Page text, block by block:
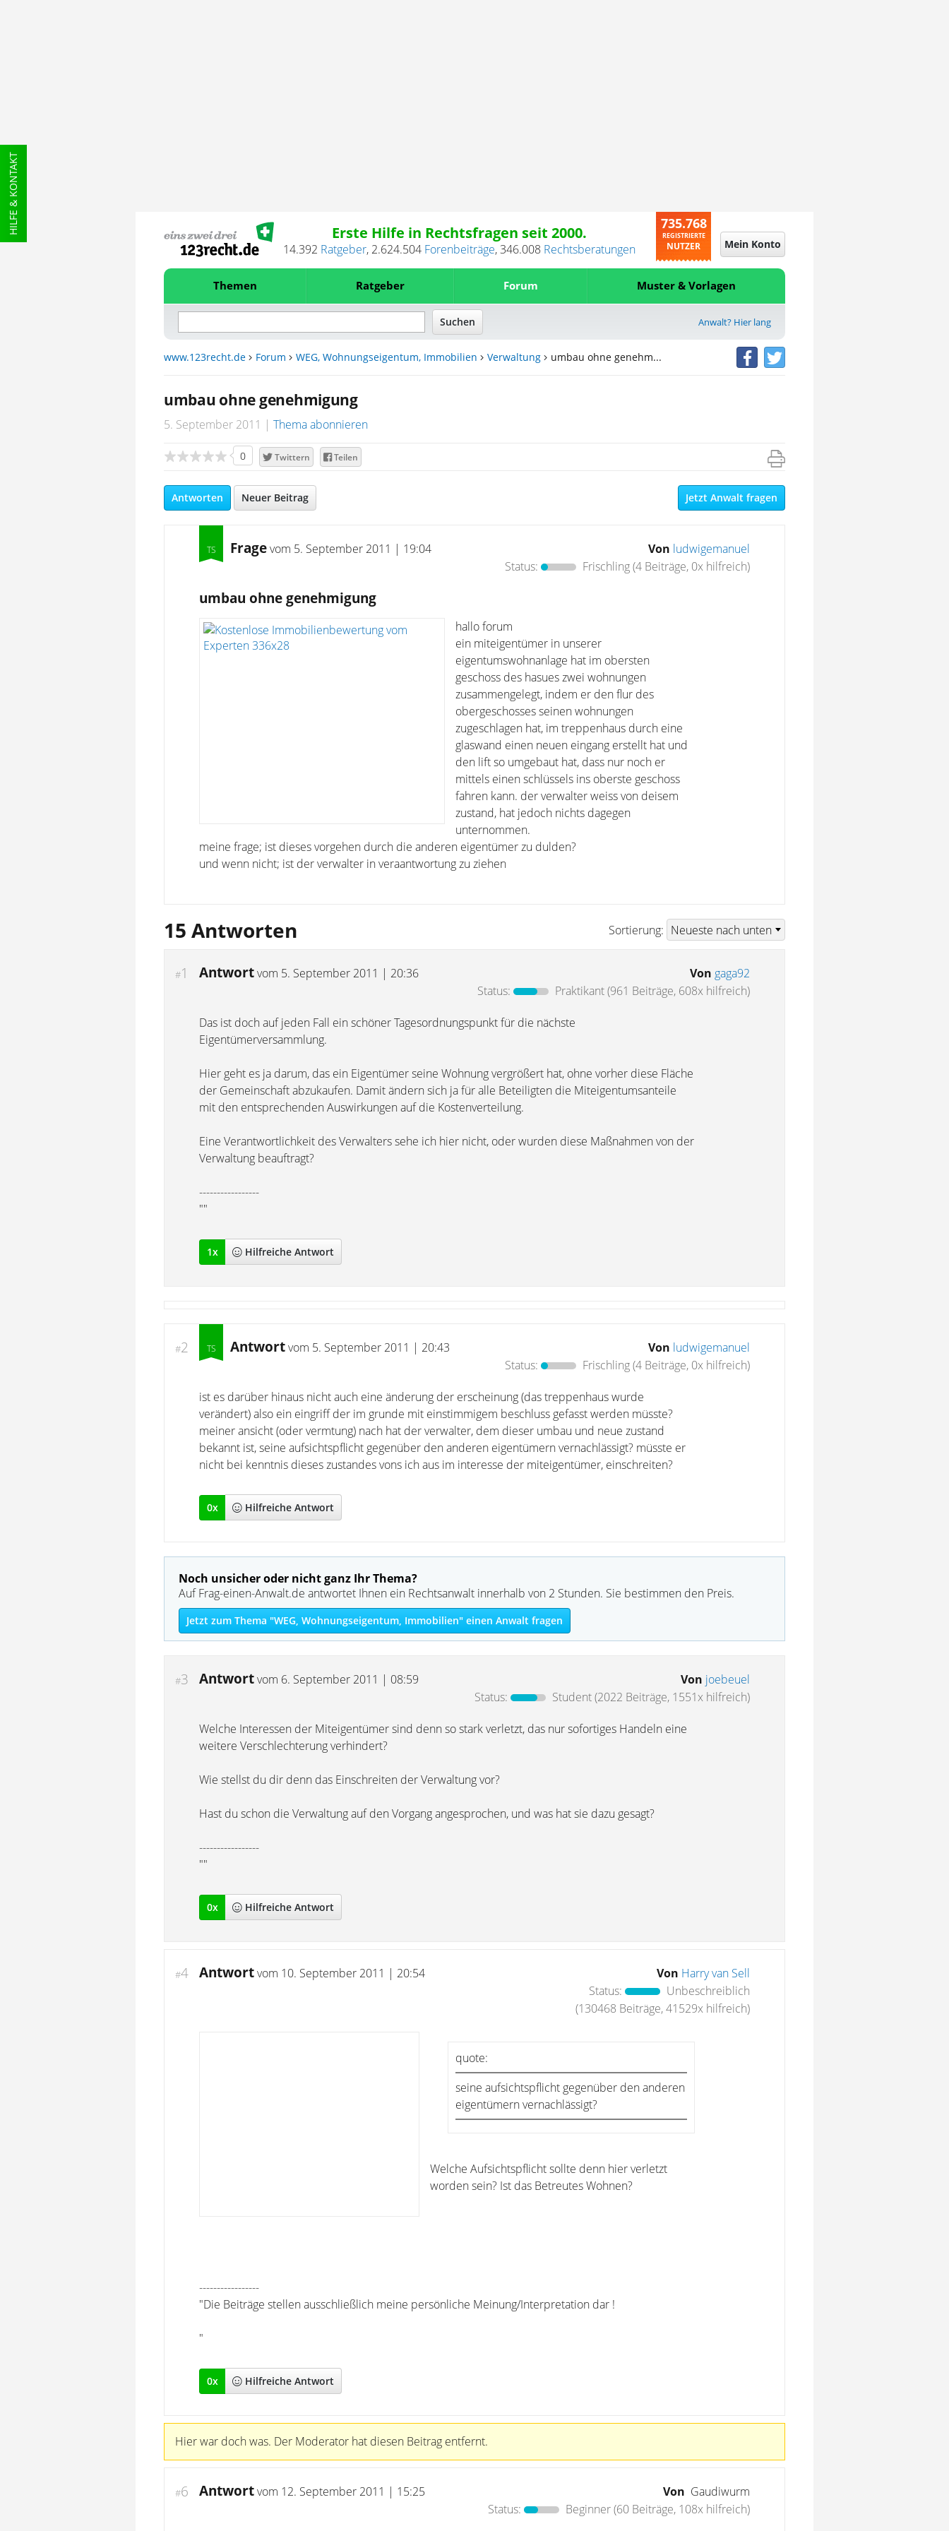
HILFE & KONTAKT Erste Hilfe in Rechtsfragen seit 2000.
14.392 Ratgeber, 2.624.504 Forenbeiträge,346.008 Rechtsberatungen
735.768
REGISTRIERTE
NUTZER Mein Konto
Themen Ratgeber Forum Muster & Vorlagen
Anwalt? Hier lang
www.123recht.de Forum WEG, Wohnungseigentum, Immobilien Verwaltung umbau ohne genehm...
umbau ohne genehmigung
5. September 2011 Thema abonnieren
0 Twittern Teilen
Antworten Neuer Beitrag Jetzt Anwalt fragen
Fragevom 5. September 2011 | 19:04 Von ludwigemanuel
Status:
Frischling(4 Beiträge, 0x hilfreich)
umbau ohne genehmigung
hallo forum
ein miteigentümer in unserer
eigentumswohnanlage hat im obersten
geschoss des hasues zwei wohnungen
zusammengelegt, indem er den flur des
obergeschosses seinen wohnungen
zugeschlagen hat, im treppenhaus durch eine
glaswand einen neuen eingang erstellt hat und
den lift so umgebaut hat, dass nur noch er
mittels einen schlüssels ins oberste geschoss
fahren kann. der verwalter weiss von deisem
zustand, hat jedoch nichts dagegen
unternommen.
meine frage; ist dieses vorgehen durch die anderen eigentümer zu dulden?
und wenn nicht; ist der verwalter in veraantwortung zu ziehen
15 Antworten Sortierung:
#1 Antwortvom 5. September 2011 | 20:36 Von gaga92
Status:
Praktikant(961 Beiträge, 608x hilfreich)
Das ist doch auf jeden Fall ein schöner Tagesordnungspunkt für die nächste
Eigentümerversammlung.
Hier geht es ja darum, das ein Eigentümer seine Wohnung vergrößert hat, ohne vorher diese Fläche
der Gemeinschaft abzukaufen. Damit ändern sich ja für alle Beteiligten die Miteigentumsanteile
mit den entsprechenden Auswirkungen auf die Kostenverteilung.
Eine Verantwortlichkeit des Verwalters sehe ich hier nicht, oder wurden diese Maßnahmen von der
Verwaltung beauftragt?
-----------------
""
1x Hilfreiche Antwort
#2 Antwortvom 5. September 2011 | 20:43 Von ludwigemanuel
Status:
Frischling(4 Beiträge, 0x hilfreich)
ist es darüber hinaus nicht auch eine änderung der erscheinung (das treppenhaus wurde
verändert) also ein eingriff der im grunde mit einstimmigem beschluss gefasst werden müsste?
meiner ansicht (oder vermtung) nach hat der verwalter, dem dieser umbau und neue zustand
bekannt ist, seine aufsichtspflicht gegenüber den anderen eigentümern vernachlässigt? müsste er
nicht bei kenntnis dieses zustandes vons ich aus im interesse der miteigentümer, einschreiten?
0x Hilfreiche Antwort
Noch unsicher oder nicht ganz Ihr Thema?
Auf Frag-einen-Anwalt.de antwortet Ihnen ein Rechtsanwalt innerhalb von 2 Stunden. Sie bestimmen den Preis.
Jetzt zum Thema "WEG, Wohnungseigentum, Immobilien" einen Anwalt fragen
#3 Antwortvom 6. September 2011 | 08:59 Von joebeuel
Status:
Student(2022 Beiträge, 1551x hilfreich)
Welche Interessen der Miteigentümer sind denn so stark verletzt, das nur sofortiges Handeln eine
weitere Verschlechterung verhindert?
Wie stellst du dir denn das Einschreiten der Verwaltung vor?
Hast du schon die Verwaltung auf den Vorgang angesprochen, und was hat sie dazu gesagt?
-----------------
""
0x Hilfreiche Antwort
#4 Antwortvom 10. September 2011 | 20:54 Von Harry van Sell
Status:
Unbeschreiblich
(130468 Beiträge, 41529x hilfreich)
quote:
seine aufsichtspflicht gegenüber den anderen
eigentümern vernachlässigt?
Welche Aufsichtspflicht sollte denn hier verletzt
worden sein? Ist das Betreutes Wohnen?
-----------------
"Die Beiträge stellen ausschließlich meine persönliche Meinung/Interpretation dar !
"
0x Hilfreiche Antwort
Hier war doch was. Der Moderator hat diesen Beitrag entfernt.
#6 Antwortvom 12. September 2011 | 15:25 Von Gaudiwurm
Status:
Beginner(60 Beiträge, 108x hilfreich)